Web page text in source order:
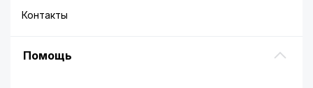
Контакты
Помощь